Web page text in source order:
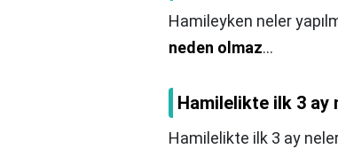
Hamileyken neler
neden olmaz...
Hamilelikte ilk 3 ay
Hamilelikte ilk 3 ay